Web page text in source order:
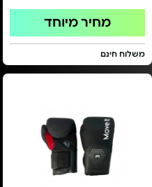
מחיר מיוחד
משלוח חינם